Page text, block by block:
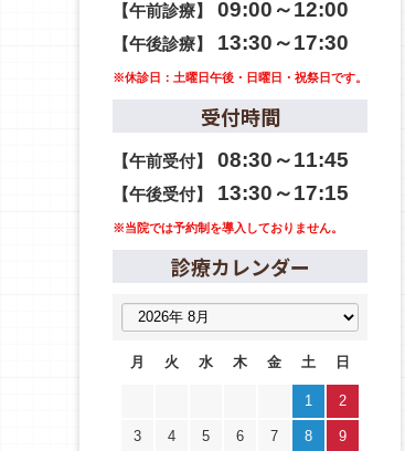
【午前診療】 09:00～12:00
【午後診療】 13:30～17:30
※休診日：土曜日午後・日曜日・祝祭日です。
受付時間
【午前受付】 08:30～11:45
【午後受付】 13:30～17:15
※当院では予約制を導入しておりません。
診療カレンダー
月 火 水 木 金 土 日
1 2
3 4 5 6 7 8 9